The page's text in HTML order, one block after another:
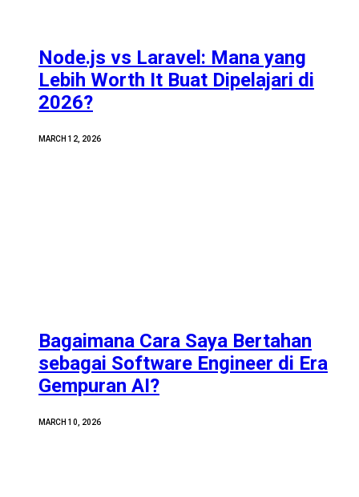
Node.js vs Laravel: Mana yang
Lebih Worth It Buat Dipelajari di
2026?
MARCH 12, 2026
Bagaimana Cara Saya Bertahan
sebagai Software Engineer di Era
Gempuran AI?
MARCH 10, 2026